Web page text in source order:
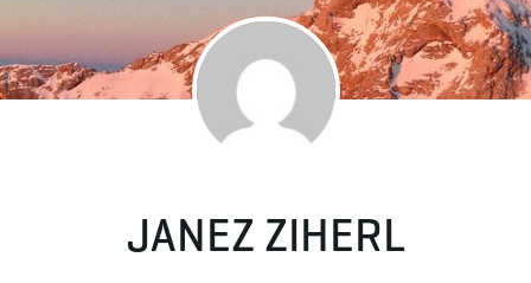
g
JANEZ ZIHERL